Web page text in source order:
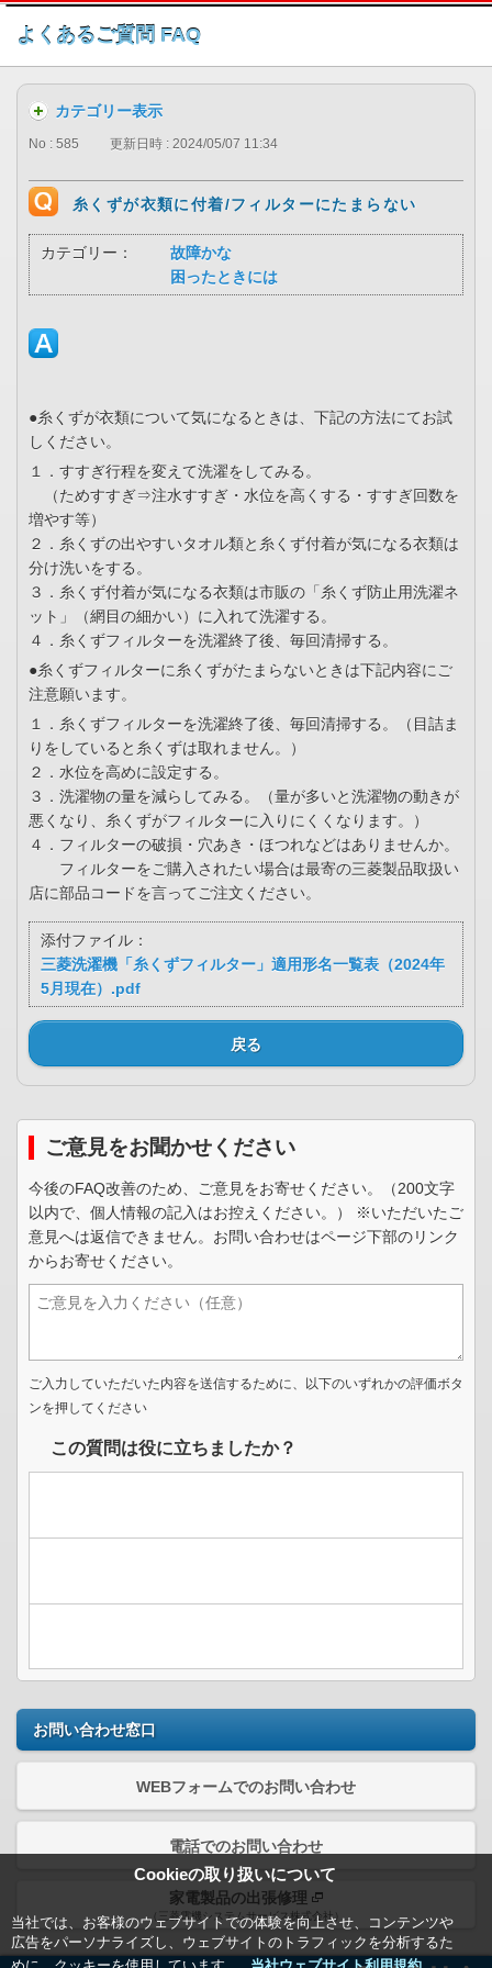
このページの本文へ
よくあるご質問 FAQ
Cookieの取り扱いについて
当社では、お客様のウェブサイトでの体験を向上させ、コンテンツや
広告をパーソナライズし、ウェブサイトのトラフィックを分析するた
カテゴリー表示
No : 585 更新日時 : 2024/05/07 11:34
糸くずが衣類に付着/フィルターにたまらない
カテゴリー：
故障かな
困ったときには
●糸くずが衣類について気になるときは、下記の方法にてお試
しください。
１．すすぎ行程を変えて洗濯をしてみる。
（ためすすぎ⇒注水すすぎ・水位を高くする・すすぎ回数を
増やす等）
２．糸くずの出やすいタオル類と糸くず付着が気になる衣類は
分け洗いをする。
３．糸くず付着が気になる衣類は市販の「糸くず防止用洗濯ネ
ット」（網目の細かい）に入れて洗濯する。
４．糸くずフィルターを洗濯終了後、毎回清掃する。
●糸くずフィルターに糸くずがたまらないときは下記内容にご
注意願います。
１．糸くずフィルターを洗濯終了後、毎回清掃する。（目詰ま
りをしていると糸くずは取れません。）
２．水位を高めに設定する。
３．洗濯物の量を減らしてみる。（量が多いと洗濯物の動きが
悪くなり、糸くずがフィルターに入りにくくなります。）
４．フィルターの破損・穴あき・ほつれなどはありませんか。
フィルターをご購入されたい場合は最寄の三菱製品取扱い
店に部品コードを言ってご注文ください。
添付ファイル：
三菱洗濯機「糸くずフィルター」適用形名一覧表（2024年
5月現在）.pdf
戻る
ご意見をお聞かせください
今後のFAQ改善のため、ご意見をお寄せください。（200文字
以内で、個人情報の記入はお控えください。） ※いただいたご
意見へは返信できません。お問い合わせはページ下部のリンク
からお寄せください。
ご入力していただいた内容を送信するために、以下のいずれかの評価ボタ
ンを押してください
この質問は役に立ちましたか？
お問い合わせ窓口
WEBフォームでのお問い合わせ
電話でのお問い合わせ
家電製品の出張修理
（三菱電機システムサービス株式会社）